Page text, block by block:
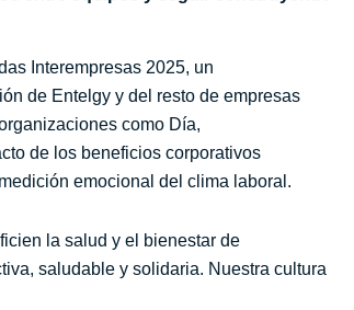
Interempresas 2025, un
de Entelgy y del resto de empresas
como Día,
de los beneficios corporativos
emocional del clima laboral.
la salud y el bienestar de
saludable y solidaria. Nuestra cultura